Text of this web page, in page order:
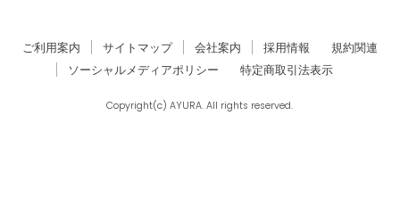
ご利用案内 サイトマップ 会社案内 採用情報
規約関連
ソーシャルメディアポリシー
特定商取引法表示
Copyright(c) AYURA. All rights reserved.